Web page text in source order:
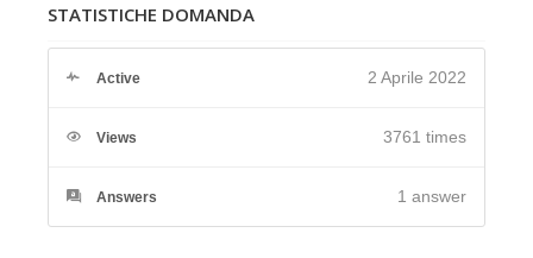
STATISTICHE DOMANDA
Active 2 Aprile 2022
Views 3761 times
Answers 1 answer